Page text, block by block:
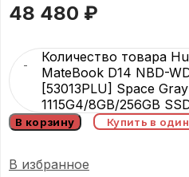
48 480 ₽
Количество товара
MateBook D14 NBD-
[53013PLU] Space
1115G4/8GB/256GB
В корзину Купить в
В избранное